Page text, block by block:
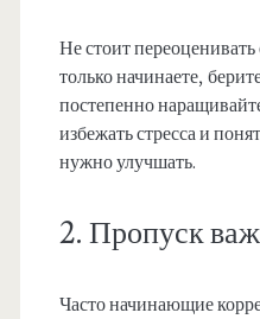
Не стоит
только начинаете,
постепенно
избежать стресса и
нужно улучшать.
2. Пропуск
Часто начинающие